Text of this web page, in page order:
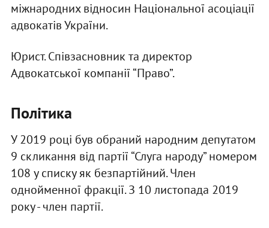
міжнародних відносин Національної асоціації
адвокатів України.
Юрист. Співзасновник та директор
Адвокатської компанії “Право”.
Політика
У 2019 році був обраний народним депутатом
9 скликання від партії “Слуга народу” номером
108 у списку як безпартійний. Член
однойменної фракції. З 10 листопада 2019
року - член партії.